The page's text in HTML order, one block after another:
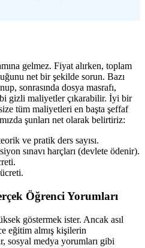
gelmez. Fiyat alırken, toplam
net bir şekilde sorun. Bazı
sonrasında dosya masrafı,
gizli maliyetler çıkarabilir. İyi bir
tüm maliyetleri en başta şeffaf
şunları net olarak belirtiriz:
ve pratik ders sayısı.
sınavı harçları (devlete ödenir).
Öğrenci Yorumları
göstermek ister. Ancak asıl
eğitim almış kişilerin
sosyal medya yorumları gibi